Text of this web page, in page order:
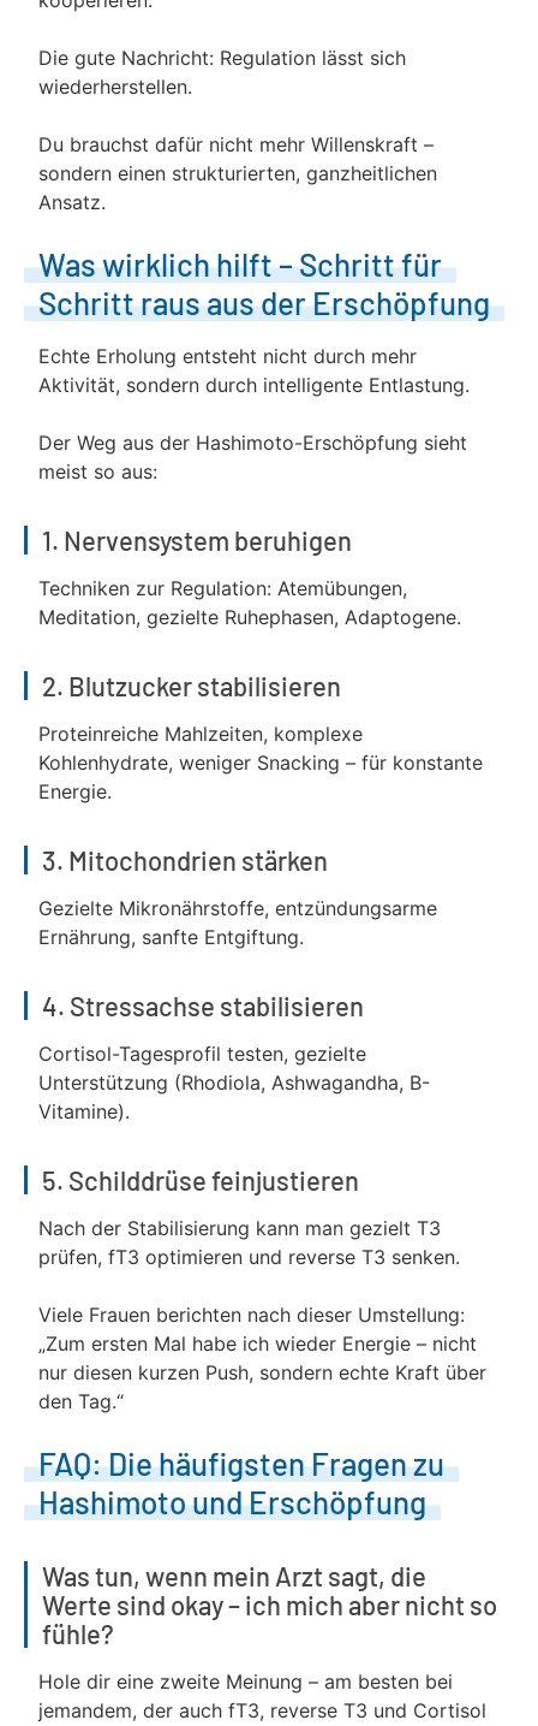
Die gute Nachricht: Regulation lässt sich
wiederherstellen.
Du brauchst dafür nicht mehr Willenskraft –
sondern einen strukturierten, ganzheitlichen
Ansatz.
Was wirklich hilft – Schritt für
Schritt raus aus der Erschöpfung
Echte Erholung entsteht nicht durch mehr
Aktivität, sondern durch intelligente Entlastung.
Der Weg aus der Hashimoto-Erschöpfung sieht
meist so aus:
1. Nervensystem beruhigen
Techniken zur Regulation: Atemübungen,
Meditation, gezielte Ruhephasen, Adaptogene.
2. Blutzucker stabilisieren
Proteinreiche Mahlzeiten, komplexe
Kohlenhydrate, weniger Snacking – für konstante
Energie.
3. Mitochondrien stärken
Gezielte Mikronährstoffe, entzündungsarme
Ernährung, sanfte Entgiftung.
4. Stressachse stabilisieren
Cortisol-Tagesprofil testen, gezielte
Unterstützung (Rhodiola, Ashwagandha, B-
Vitamine).
5. Schilddrüse feinjustieren
Nach der Stabilisierung kann man gezielt T3
prüfen, fT3 optimieren und reverse T3 senken.
Viele Frauen berichten nach dieser Umstellung:
„Zum ersten Mal habe ich wieder Energie – nicht
nur diesen kurzen Push, sondern echte Kraft über
den Tag.“
FAQ: Die häufigsten Fragen zu
Hashimoto und Erschöpfung
Was tun, wenn mein Arzt sagt, die
Werte sind okay – ich mich aber nicht so
fühle?
Hole dir eine zweite Meinung – am besten bei
jemandem, der auch fT3, reverse T3 und Cortisol